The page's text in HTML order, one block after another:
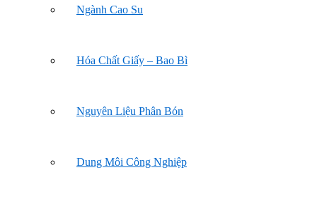
Ngành Cao Su
Hóa Chất Giấy – Bao Bì
Nguyên Liệu Phân Bón
Dung Môi Công Nghiệp